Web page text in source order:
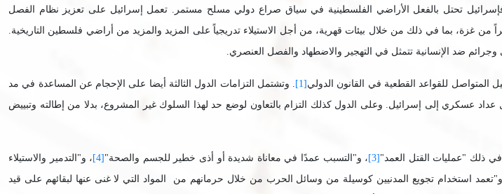
تحتل بالفعل الأراضي الفلسطينية في سياق صراع دولي مسلح مستمر. تعمل إسرائيل على تعزيز نظام الفصل
من غزة، بما في ذلك من خلال بيئات قهرية، من أجل الاستيلاء تدريجياً على المزيد والمزيد من أراضي فلسطين التاريخية.
ضد الإنسانية تتمثل في التهجير والاضطهاد والفصل العنصري.
المتواصل للقواعد القطعية في القانون الدولي [1] . وتشتمل التزامات الدول الثالثة أيضا على الإحجام عن المساعدة في مد
عسكري إلى إسرائيل. وعلى الدول كذلك التزام بالتعاون لوضع حد لهذا السلوك غير المشروع، بدلا من إطالته وتبييض
في ذلك "عمليات القتل العمد" [3] ، و"التسبب عمدًا في معاناة شديدة أو أذى خطير للجسم والصحة" [4] ، و"التدمير والاستيلاء
و"تعمد استخدام تجويع المدنيين كوسيلة من وسائل الحرب من خلال حرمانهم من المواد التي لا غنى عنها لبقائهم على قيد